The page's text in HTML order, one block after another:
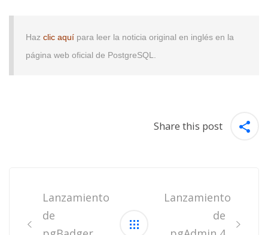
Haz clic aquí para leer la noticia original en inglés en la
página web oficial de PostgreSQL.
Share this post
navigation
Lanzamiento
de
Lanzamiento
de